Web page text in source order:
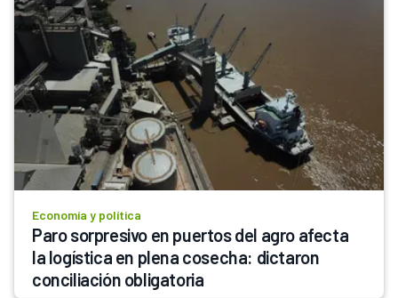
Economía y política
Paro sorpresivo en puertos del agro afecta
la logística en plena cosecha: dictaron
conciliación obligatoria